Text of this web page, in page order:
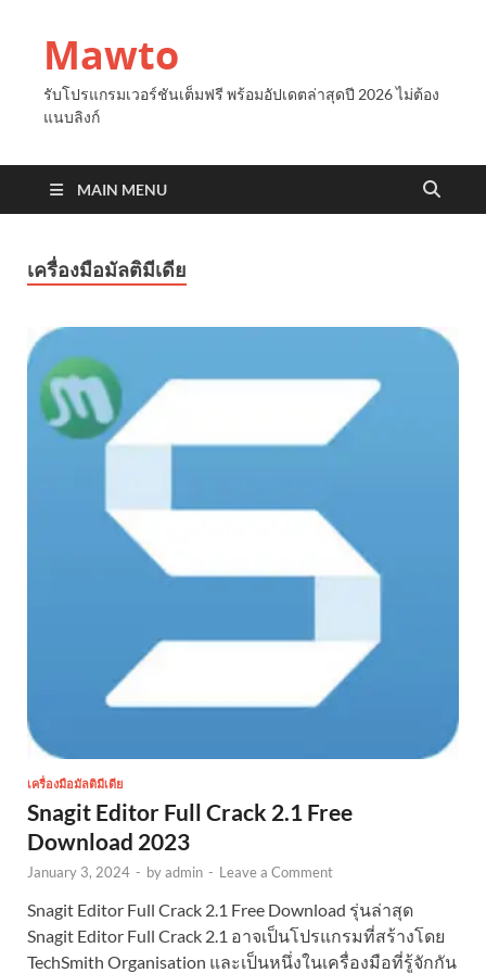
Mawto
รับโปรแกรมเวอร์ชันเต็มฟรี พร้อมอัปเดตล่าสุดปี 2026 ไม่ต้อง
แนบลิงก์
MAIN MENU
เครื่องมือมัลติมีเดีย
เครื่องมือมัลติมีเดีย
Snagit Editor Full Crack 2.1 Free
Download 2023
January 3, 2024 - byadmin - Leave a Comment
Snagit Editor Full Crack 2.1 Free Download รุ่นล่าสุด
Snagit Editor Full Crack 2.1 อาจเป็นโปรแกรมที่สร้างโดย
TechSmith Organisation และเป็นหนึ่งในเครื่องมือที่รู้จักกัน